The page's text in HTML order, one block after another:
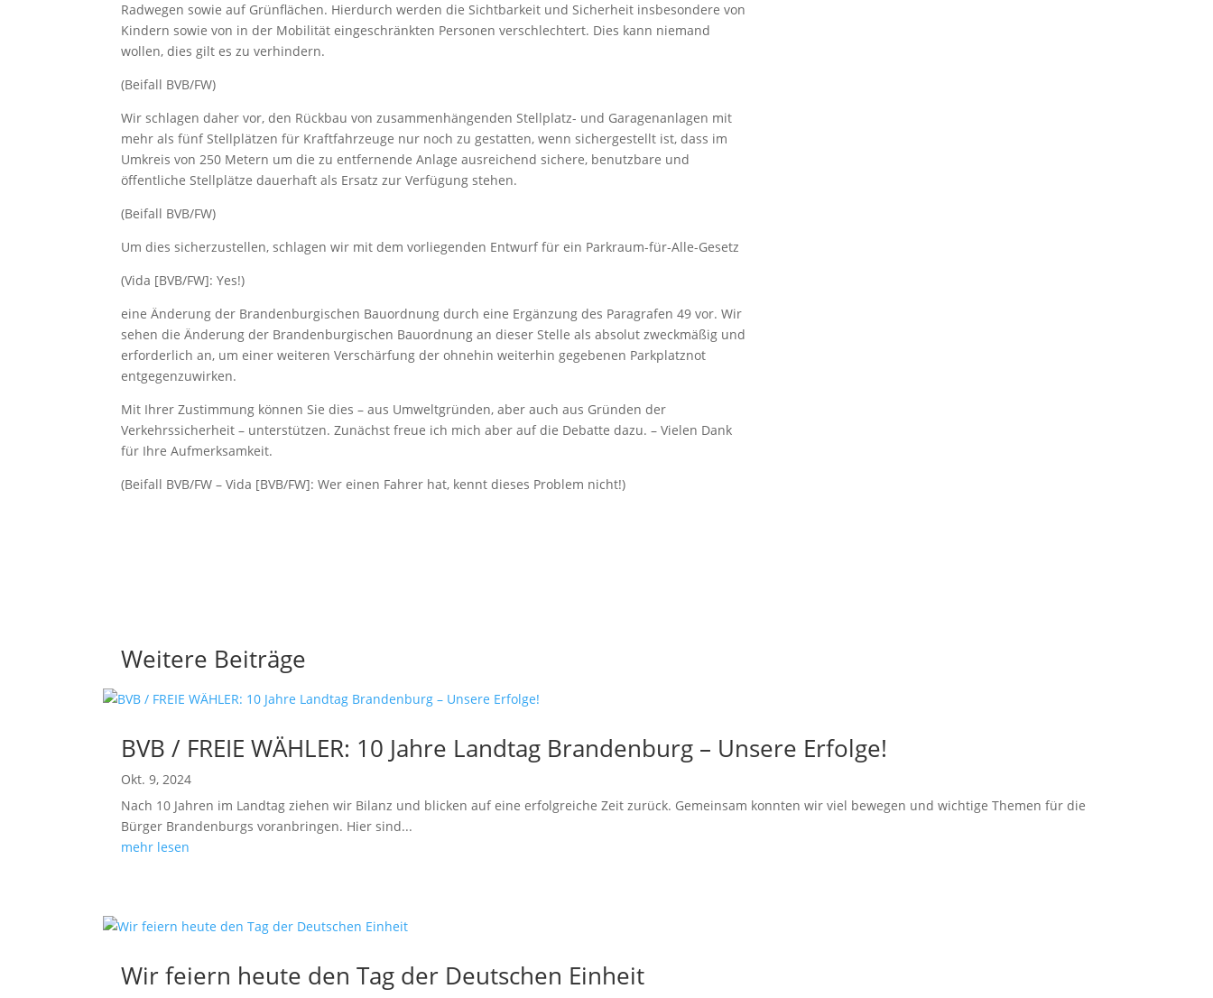
Radwegen sowie auf Grünflächen. Hierdurch werden die Sichtbarkeit und Sicherheit insbesondere von
Kindern sowie von in der Mobilität eingeschränkten Personen verschlechtert. Dies kann niemand
wollen, dies gilt es zu verhindern.
(Beifall BVB/FW)
Wir schlagen daher vor, den Rückbau von zusammenhängenden Stellplatz- und Garagenanlagen mit
mehr als fünf Stellplätzen für Kraftfahrzeuge nur noch zu gestatten, wenn sichergestellt ist, dass im
Umkreis von 250 Metern um die zu entfernende Anlage ausreichend sichere, benutzbare und
öffentliche Stellplätze dauerhaft als Ersatz zur Verfügung stehen.
(Beifall BVB/FW)
Um dies sicherzustellen, schlagen wir mit dem vorliegenden Entwurf für ein Parkraum-für-Alle-Gesetz
(Vida [BVB/FW]: Yes!)
eine Änderung der Brandenburgischen Bauordnung durch eine Ergänzung des Paragrafen 49 vor. Wir
sehen die Änderung der Brandenburgischen Bauordnung an dieser Stelle als absolut zweckmäßig und
erforderlich an, um einer weiteren Verschärfung der ohnehin weiterhin gegebenen Parkplatznot
entgegenzuwirken.
Mit Ihrer Zustimmung können Sie dies – aus Umweltgründen, aber auch aus Gründen der
Verkehrssicherheit – unterstützen. Zunächst freue ich mich aber auf die Debatte dazu. – Vielen Dank
für Ihre Aufmerksamkeit.
(Beifall BVB/FW – Vida [BVB/FW]: Wer einen Fahrer hat, kennt dieses Problem nicht!)
Weitere Beiträge
BVB / FREIE WÄHLER: 10 Jahre Landtag Brandenburg – Unsere Erfolge!
Okt. 9, 2024
Nach 10 Jahren im Landtag ziehen wir Bilanz und blicken auf eine erfolgreiche Zeit zurück. Gemeinsam konnten wir viel bewegen und wichtige Themen für die
Bürger Brandenburgs voranbringen. Hier sind...
mehr lesen
Wir feiern heute den Tag der Deutschen Einheit